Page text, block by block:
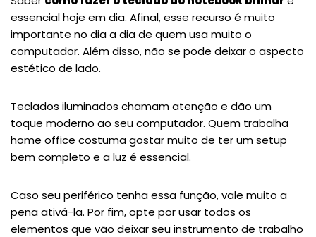
essencial hoje em dia. Afinal, esse recurso é muito
importante no dia a dia de quem usa muito o
computador. Além disso, não se pode deixar o aspecto
estético de lado.
Teclados iluminados chamam atenção e dão um
toque moderno ao seu computador. Quem trabalha
home office costuma gostar muito de ter um setup
bem completo e a luz é essencial.
Caso seu periférico tenha essa função, vale muito a
pena ativá-la. Por fim, opte por usar todos os
elementos que vão deixar seu instrumento de trabalho